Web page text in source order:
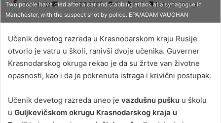
Redakcija
S
e
d
a
n
e
a
i
12.05.2026 0 126 1 minuta čitanja
Two people have died after a car and stabbing attack at a synagogue in
Manchester, with the suspect shot by police. EPA/ADAM VAUGHAN
Učenik devetog razreda u Krasnodarskom kraju Rusije
otvorio je vatru u školi, ranivši dvoje učenika. Guverner
Krasnodarskog okruga rekao je da su žrtve van životne
opasnosti, kao i da je pokrenuta istraga i krivični postupak.
Učenik devetog razreda uneo je vazdušnu pušku u školu
u Guljkevičskom okrugu Krasnodarskog kraja u